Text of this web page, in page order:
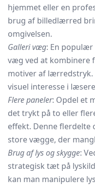
hjemmet eller en
brug af billedlærred
omgivelsen.
Galleri væg: En populær
væg ved at kombinere
motiver af lærredstryk.
visuel interesse i
Flere paneler: Opdel et
det trykt på to eller
effekt. Denne
store vægge, der
Brug af lys og skygge:
strategisk tæt på
kan man manipulere